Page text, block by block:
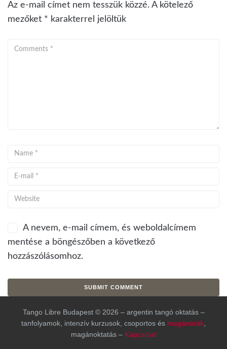
Az e-mail címet nem tesszük közzé. A kötelező
mezőket * karakterrel jelöltük
A nevem, e-mail címem, és weboldalcímem
mentése a böngészőben a következő
hozzászólásomhoz.
Tango Libre Budapest © 2026 – argentin tangó oktatás –
tanfolyamok, intenzív kurzusok, csoportos és magánórák
magánoktatás – Kapcsolat